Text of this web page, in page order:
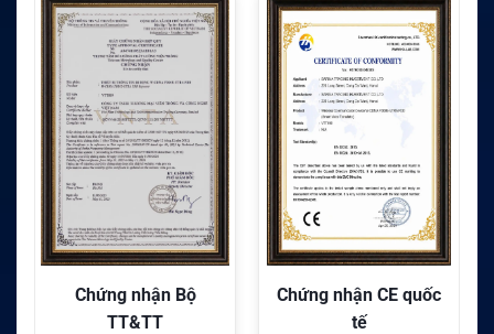
Chứng nhận CE quốc
tế
Chứng nhận FC quốc
tế